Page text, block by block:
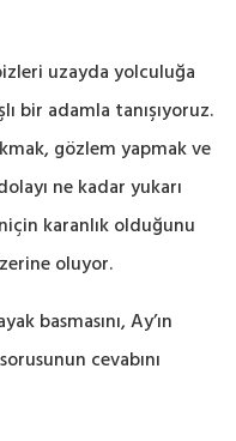
uzayda yolculuğa
bir adamla tanışıyoruz.
gözlem yapmak ve
ne kadar yukarı
karanlık olduğunu
oluyor.
basmasını, Ay’ın
cevabını